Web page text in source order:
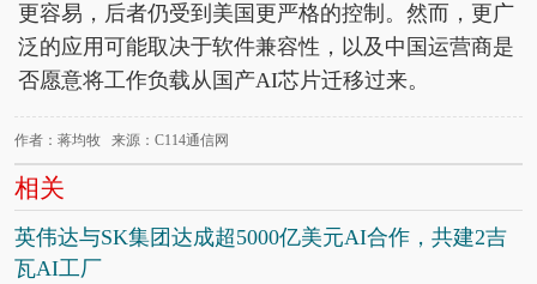
更容易，后者仍受到美国更严格的控制。然而，更广
泛的应用可能取决于软件兼容性，以及中国运营商是
否愿意将工作负载从国产AI芯片迁移过来。
作者：蒋均牧 来源：C114通信网
相关
英伟达与SK集团达成超5000亿美元AI合作，共建2吉
瓦AI工厂